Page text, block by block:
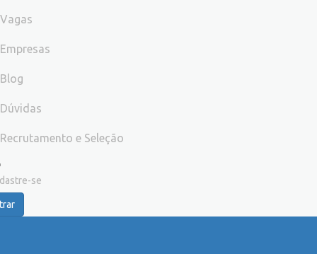
Vagas
Empresas
Blog
Dúvidas
Recrutamento e Seleção
se